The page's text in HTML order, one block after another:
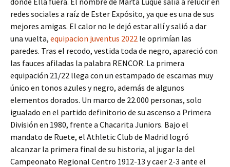
redes sociales a raíz de Ester Expósito, ya que es una de sus
mejores amigas. El calor no le dejó estar allí y salió a dar
una vuelta, equipacion juventus 2022 le oprimían las
paredes. Tras el recodo, vestida toda de negro, apareció con
las fauces afiladas la palabra RENCOR. La primera
equipación 21/22 llega con un estampado de escamas muy
único en tonos azules y negro, además de algunos
elementos dorados. Un marco de 22.000 personas, solo
igualado en el partido definitorio de su ascenso a Primera
División en 1980, frente a Chacarita Juniors. Bajo el
mandato de Ruete, el Athletic Club de Madrid logró
alcanzar la primera final de su historia, al jugar la del
Campeonato Regional Centro 1912-13 y caer 2-3 ante el